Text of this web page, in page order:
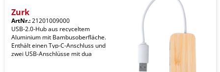
Zurk
ArtNr.:21201009000
USB-2.0-Hub aus recyceltem
Aluminium mit Bambusoberfläche.
Enthält einen Typ-C-Anschluss und
zwei USB-Anschlüsse mit dua